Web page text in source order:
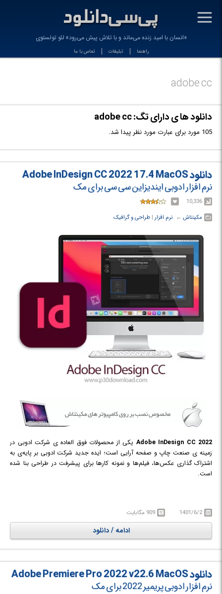
-
«انسان با امید زنده می‌ماند و با تلاش پیش می‌رود» لئو تولستوی
راهنما تبلیغات تماس با ما
adobe cc
دانلود ها ی دارای تگ: adobe cc
105 مورد برای عبارت مورد نظر پیدا شد.
دانلود Adobe InDesign CC 2022 17.4 MacOS
نرم افزار ادوبی ایندیزاین سی سی برای مک
10,336
مکینتاش ← ‏ نرم افزار ‏| طراحی و گرافیک
Adobe InDesign CC 2022 یکی از محصولات فوق العاده ی شرکت ادوبی در
زمینه ی صنعت چاپ و صفحه آرایی است؛ ایده جدید شرکت ادوبی بر پایه‌ی به
اشتراک گذاری عکس‌ها، فیلم‌ها و نمونه کارها برای پیشرفت در طراحی بنا شده
است.
1401/6/2 909 مگابایت
ادامه / دانلود
دانلود Adobe Premiere Pro 2022 v22.6 MacOS
نرم افزار ادوبی پریمیر 2022 برای مک